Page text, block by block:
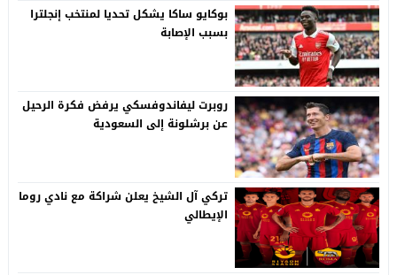
بوكايو ساكا يشكل تحديا لمنتخب إنجلترا
بسبب الإصابة
روبرت ليفاندوفسكي يرفض فكرة الرحيل
عن برشلونة إلى السعودية
تركي آل الشيخ يعلن شراكة مع نادي روما
الإيطالي